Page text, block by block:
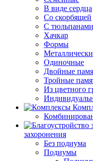
В виде сердца
Со скорбящей
С тюльпанами
Хачкар
Формы
Одиночные
Двойные
Тройные
Из цветного
захоронения
Без подиума
Подиумы